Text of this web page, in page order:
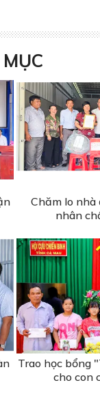
Chăm lo nhà
nhân
Trao học bổng
cho con